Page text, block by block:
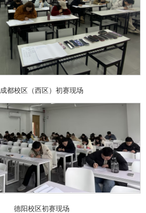
成都校区（西区）初赛现场
德阳校区初赛现场